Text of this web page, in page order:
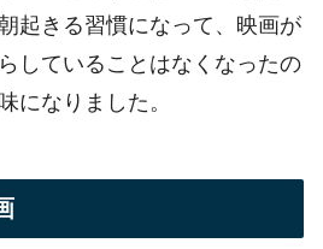
起きる習慣になって、映画が
していることはなくなったの
になりました。